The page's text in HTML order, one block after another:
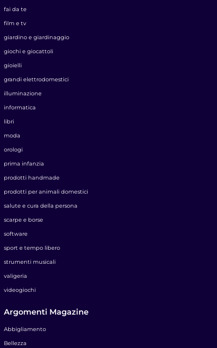
fai da te
film e tv
giardino e giardinaggio
giochi e giocattoli
gioielli
grandi elettrodomestici
illuminazione
informatica
libri
moda
orologi
prima infanzia
prodotti handmade
prodotti per animali domestici
salute e cura della persona
scarpe e borse
software
sport e tempo libero
strumenti musicali
valigeria
videogiochi
Argomenti Magazine
Abbigliamento
Bellezza